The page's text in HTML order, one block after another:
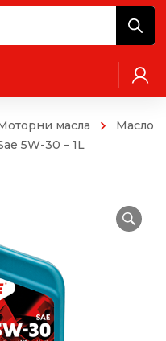
масла
Mасло
5W-30 – 1L